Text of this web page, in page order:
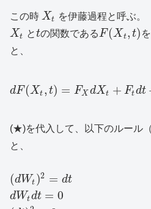
この時 Xt を伊藤過程と呼ぶ。
Xt とtの関数であるF(Xt, t)
と、
dF(Xt , t) = FX dXt + Ftdt
(★)を代入して、以下のルール
と、
(dWt )2 = dt
dWtdt = 0